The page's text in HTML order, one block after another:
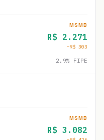
MSMB
R$ 2.271
−R$ 303
2.9% FIPE
MSMB
R$ 3.082